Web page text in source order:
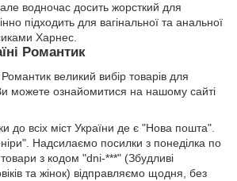
водночас досить жорсткий для
підходить для вагінальної та анальної
Харнес.
Романтик
великий вибір товарів для
можете ознайомитися на нашому сайті
до всіх міст України де є "Нова пошта".
Надсилаємо посилки з понеділка по
з кодом "dni-***" (Збудливі
та жінок) відправляємо щодня, без